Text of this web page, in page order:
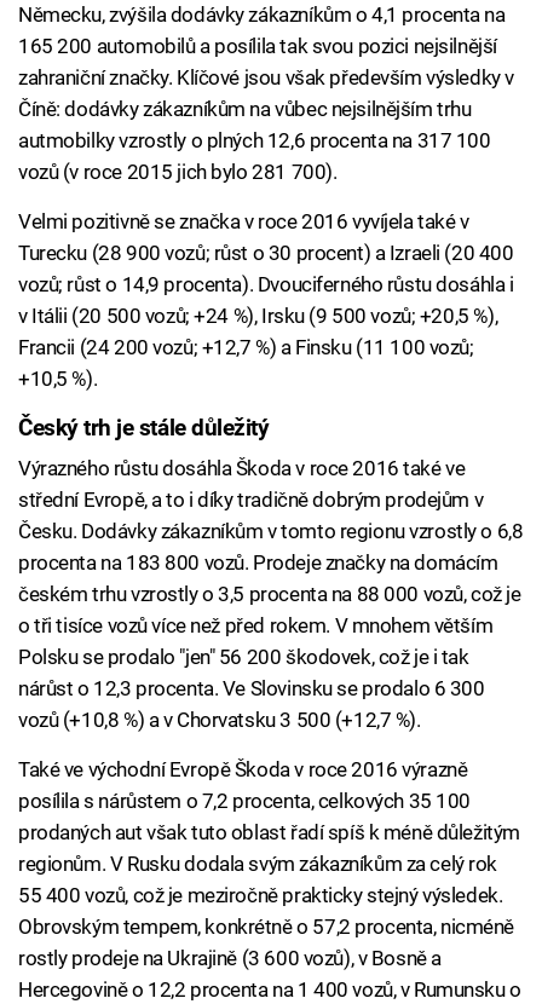
Německu, zvýšila dodávky zákazníkům o 4,1 procenta na
165 200 automobilů a posílila tak svou pozici nejsilnější
zahraniční značky. Klíčové jsou však především výsledky v
Číně: dodávky zákazníkům na vůbec nejsilnějším trhu
autmobilky vzrostly o plných 12,6 procenta na 317 100
vozů (v roce 2015 jich bylo 281 700).
Velmi pozitivně se značka v roce 2016 vyvíjela také v
Turecku (28 900 vozů; růst o 30 procent) a Izraeli (20 400
vozů; růst o 14,9 procenta). Dvouciferného růstu dosáhla i
v Itálii (20 500 vozů; +24 %), Irsku (9 500 vozů; +20,5 %),
Francii (24 200 vozů; +12,7 %) a Finsku (11 100 vozů;
+10,5 %).
Český trh je stále důležitý
Výrazného růstu dosáhla Škoda v roce 2016 také ve
střední Evropě, a to i díky tradičně dobrým prodejům v
Česku. Dodávky zákazníkům v tomto regionu vzrostly o 6,8
procenta na 183 800 vozů. Prodeje značky na domácím
českém trhu vzrostly o 3,5 procenta na 88 000 vozů, což je
o tři tisíce vozů více než před rokem. V mnohem větším
Polsku se prodalo "jen" 56 200 škodovek, což je i tak
nárůst o 12,3 procenta. Ve Slovinsku se prodalo 6 300
vozů (+10,8 %) a v Chorvatsku 3 500 (+12,7 %).
Také ve východní Evropě Škoda v roce 2016 výrazně
posílila s nárůstem o 7,2 procenta, celkových 35 100
prodaných aut však tuto oblast řadí spíš k méně důležitým
regionům. V Rusku dodala svým zákazníkům za celý rok
55 400 vozů, což je meziročně prakticky stejný výsledek.
Obrovským tempem, konkrétně o 57,2 procenta, nicméně
rostly prodeje na Ukrajině (3 600 vozů), v Bosně a
Hercegovině o 12,2 procenta na 1 400 vozů, v Rumunsku o